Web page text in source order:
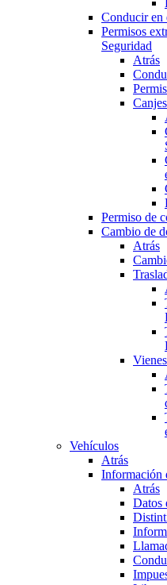
Conducir en
Permisos
Seguridad
Atrás
Permiso de
Cambio de
Atrás
Vehículos
Atrás
Información
Atrás
Datos